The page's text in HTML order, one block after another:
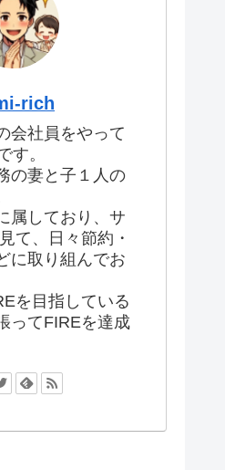
rich
会社員をやって
す。
の妻と子１人の
属しており、サ
て、日々節約・
に取り組んでお
を目指している
ってFIREを達成